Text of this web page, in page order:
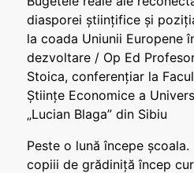
diasporei științifice și
la coada Uniunii Europene
dezvoltare / Op Ed
Stoica, conferențiar la
Științe Economice a
„Lucian Blaga” din Sibiu
Peste o lună începe școala.
copiii de grădiniță încep